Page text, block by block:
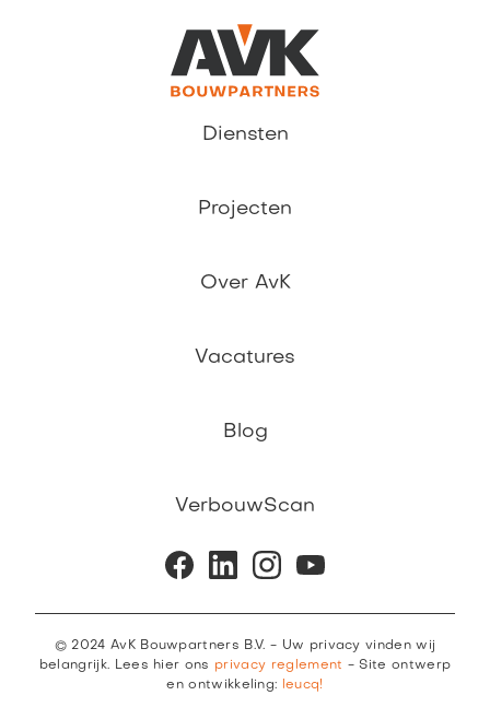
Diensten
Projecten
Over AvK
Vacatures
Blog
VerbouwScan
© 2024 AvK Bouwpartners B.V. - Uw privacy vinden wij
belangrijk. Lees hier ons privacy reglement - Site ontwerp
en ontwikkeling: leucq!